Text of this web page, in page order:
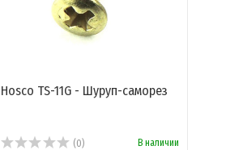
Hosco TS-11G - Шуруп-саморез
(0) В наличии